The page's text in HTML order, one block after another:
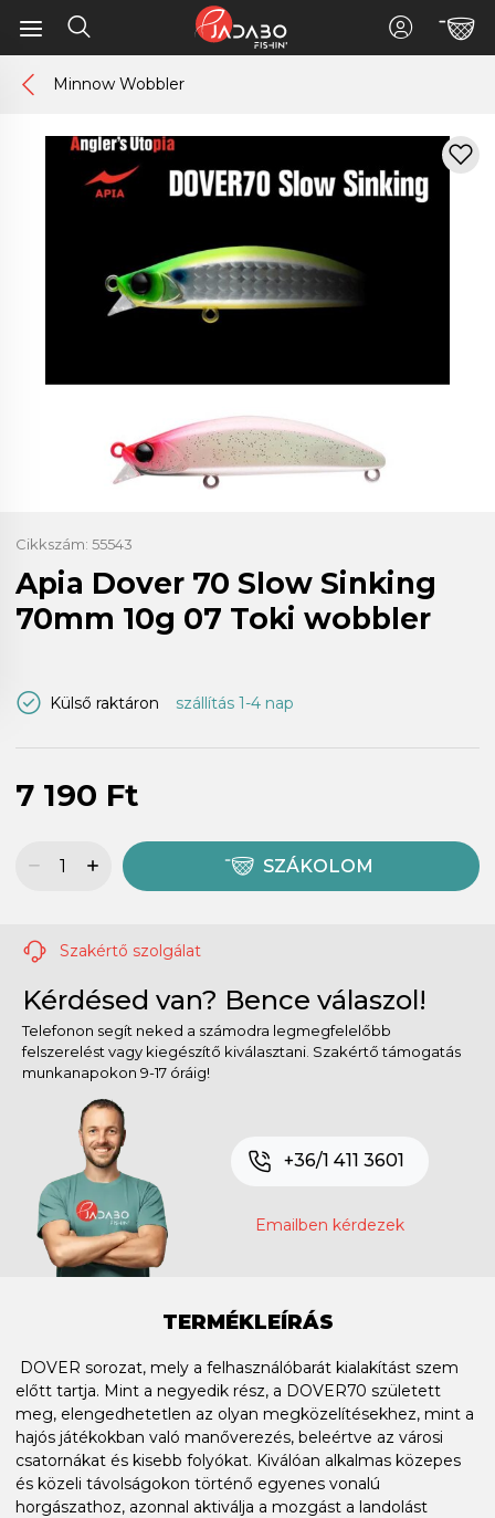
Minnow Wobbler
Cikkszám: 55543
Apia Dover 70 Slow Sinking
70mm 10g 07 Toki wobbler
Külső raktáron szállítás 1-4 nap
7 190 Ft
SZÁKOLOM
Szakértő szolgálat
Kérdésed van? Bence válaszol!
Telefonon segít neked a számodra legmegfelelőbb
felszerelést vagy kiegészítő kiválasztani. Szakértő támogatás
munkanapokon 9-17 óráig!
+36/1 411 3601
Emailben kérdezek
TERMÉKLEÍRÁS
DOVER sorozat, mely a felhasználóbarát kialakítást szem
előtt tartja. Mint a negyedik rész, a DOVER70 született
meg, elengedhetetlen az olyan megközelítésekhez, mint a
hajós játékokban való manőverezés, beleértve az városi
csatornákat és kisebb folyókat. Kiválóan alkalmas közepes
és közeli távolságokon történő egyenes vonalú
horgászathoz, azonnal aktiválja a mozgást a landolást